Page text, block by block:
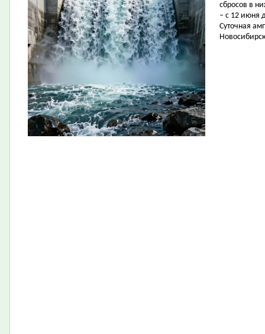
сбросов в
– с 12 июня
Суточная